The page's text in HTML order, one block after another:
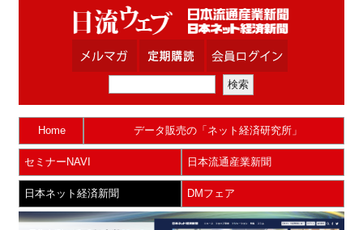
Home データ販売の「ネット経済研究所」
セミナーNAVI 日本流通産業新聞
日本ネット経済新聞 DMフェア